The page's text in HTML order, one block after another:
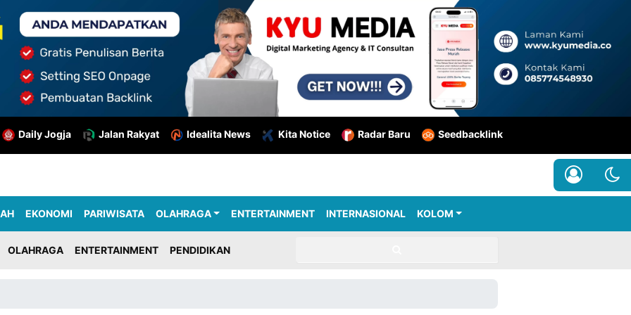
Daily Jogja Jalan Rakyat Idealita News Kita Notice Radar Baru Seedbacklink
EKONOMI PARIWISATA OLAHRAGA ENTERTAINMENT INTERNASIONAL KOLOM
OLAHRAGA ENTERTAINMENT PENDIDIKAN